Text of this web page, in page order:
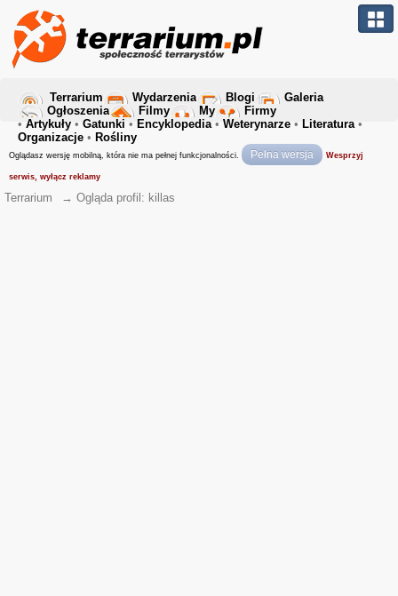
Terrarium Wydarzenia Blogi
Galeria
Ogłoszenia
Filmy My
Firmy
• Artykuły • Gatunki • Encyklopedia• Weterynarze • Literatura•
Organizacje • Rośliny
Oglądasz wersję mobilną, która nie ma pełnej funkcjonalności. Pełna wersja Wesprzyj
serwis, wyłącz reklamy
Terrarium → Ogląda profil: killas